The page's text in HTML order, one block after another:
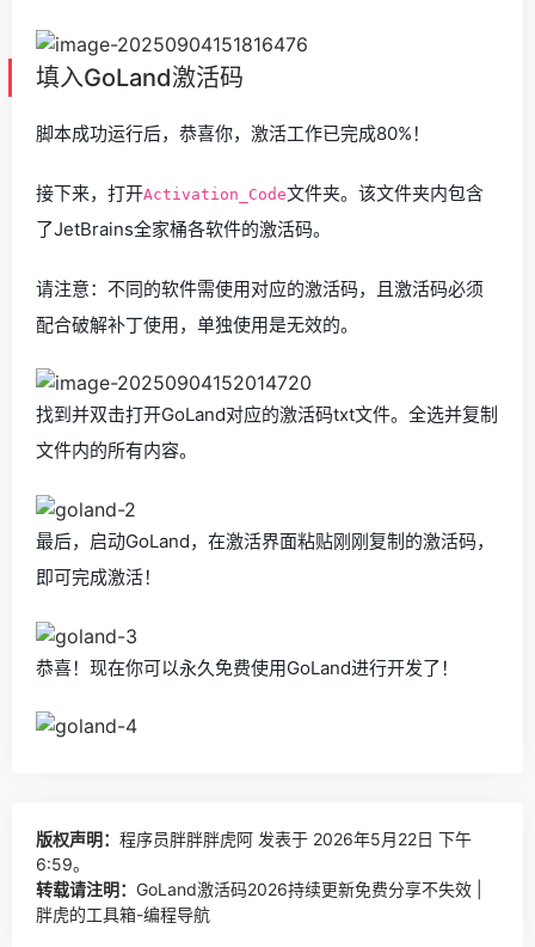
填入GoLand激活码
脚本成功运行后，恭喜你，激活工作已完成80%！
接下来，打开Activation_Code文件夹。该文件夹内包含
了JetBrains全家桶各软件的激活码。
请注意：不同的软件需使用对应的激活码，且激活码必须
配合破解补丁使用，单独使用是无效的。
找到并双击打开GoLand对应的激活码txt文件。全选并复制
文件内的所有内容。
最后，启动GoLand，在激活界面粘贴刚刚复制的激活码，
即可完成激活！
恭喜！现在你可以永久免费使用GoLand进行开发了！
版权声明： 程序员胖胖胖虎阿 发表于 2026年5月22日 下午
6:59。
转载请注明： GoLand激活码2026持续更新免费分享不失效 |
胖虎的工具箱-编程导航